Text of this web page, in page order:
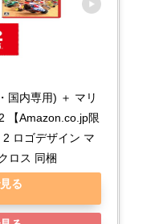
国内専用) ＋ マリ
【Amazon.co.jp限
ロゴデザイン マ
ロス 同梱
る